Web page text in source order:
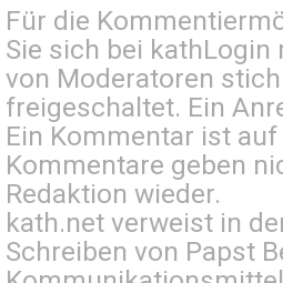
Für die
Sie sich bei kathLogin
von Moderatoren
freigeschaltet. Ein
Ein Kommentar ist
Kommentare geben
Redaktion wieder.
kath.net verweist in
Schreiben von Papst